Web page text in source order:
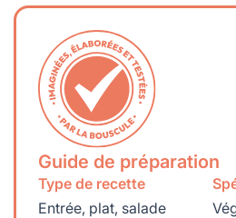
durablesdouce
Guide de préparation
Type de recette
Entrée, plat, salade